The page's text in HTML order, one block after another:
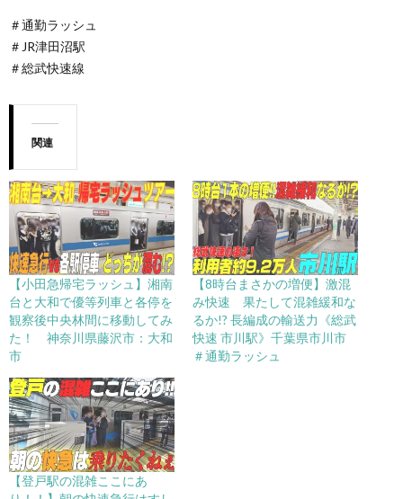
＃通勤ラッシュ
＃JR津田沼駅
＃総武快速線
関連
【小田急帰宅ラッシュ】湘南
台と大和で優等列車と各停を
観察後中央林間に移動してみ
た！ 神奈川県藤沢市：大和
市
【8時台まさかの増便】激混
み快速 果たして混雑緩和な
るか!? 長編成の輸送力《総武
快速 市川駅》千葉県市川市
＃通勤ラッシュ
【登戸駅の混雑ここにあ